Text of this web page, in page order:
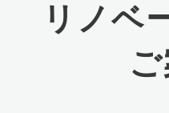
リノベ